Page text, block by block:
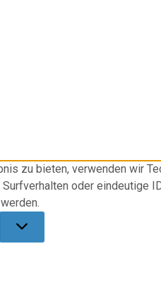
zu bieten, verwenden wir
oder eindeutige